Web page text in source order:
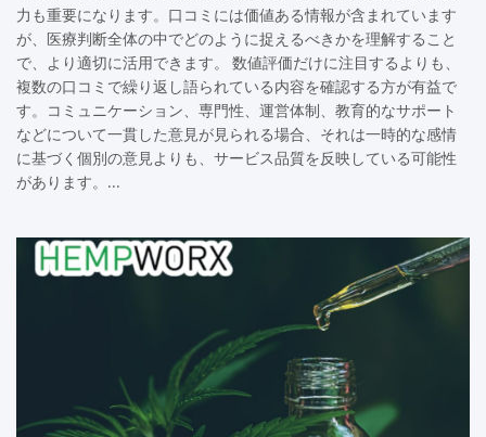
力も重要になります。口コミには価値ある情報が含まれています
が、医療判断全体の中でどのように捉えるべきかを理解すること
で、より適切に活用できます。 数値評価だけに注目するよりも、
複数の口コミで繰り返し語られている内容を確認する方が有益で
す。コミュニケーション、専門性、運営体制、教育的なサポート
などについて一貫した意見が見られる場合、それは一時的な感情
に基づく個別の意見よりも、サービス品質を反映している可能性
があります。…